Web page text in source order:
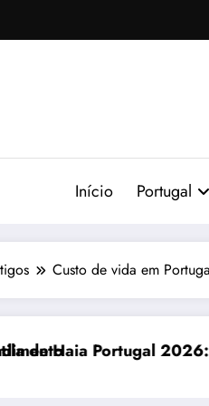
Início Portugal
Custo de vida em
Efeitos Surpreendentes e
Custo